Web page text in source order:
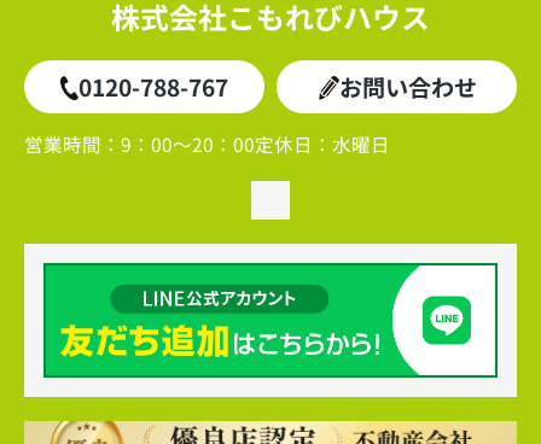
株式会社こもれびハウス
0120-788-767 お問い合わせ
営業時間： 9：00～20：00定休日： 水曜日